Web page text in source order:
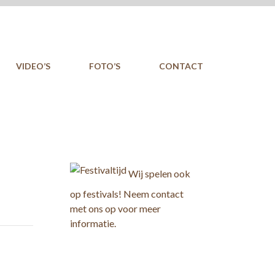
VIDEO’S FOTO’S CONTACT
Wij spelen ook
op festivals! Neem contact
met ons op voor meer
informatie.